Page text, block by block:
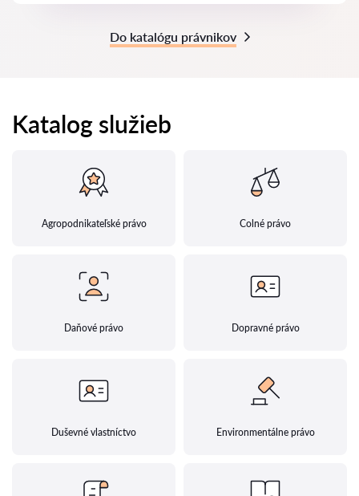
Do katalógu právnikov
Katalog služieb
Agropodnikateľské právo Colné právo
Daňové právo Dopravné právo
Duševné vlastníctvo Environmentálne právo